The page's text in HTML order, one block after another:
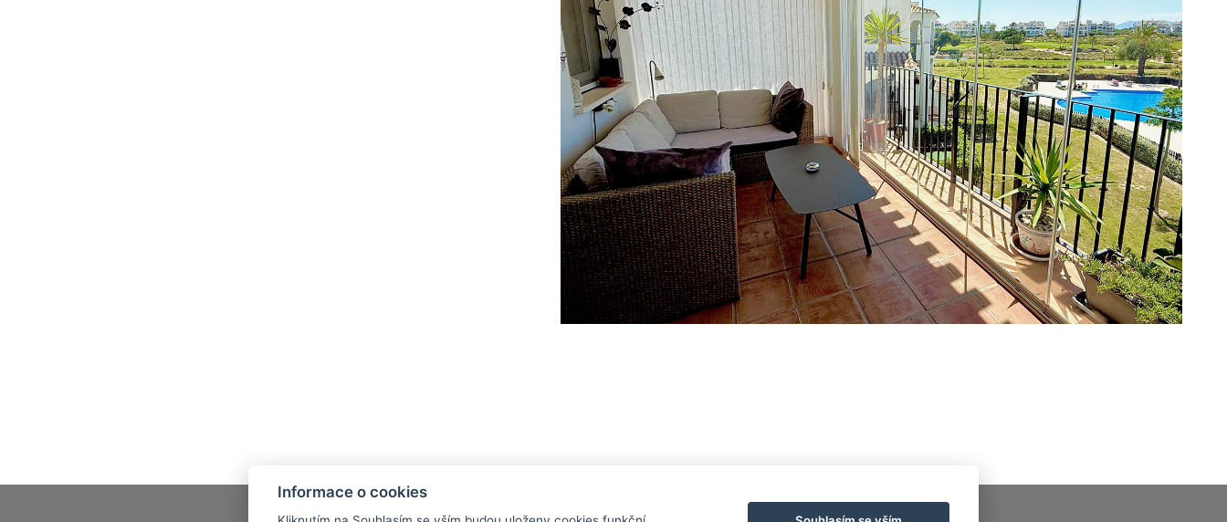
Informace o cookies